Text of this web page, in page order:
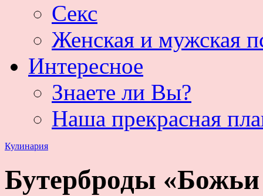
Секс
Женская и мужская
Интересное
Знаете ли Вы?
Наша прекрасная
Кулинария
Бутерброды